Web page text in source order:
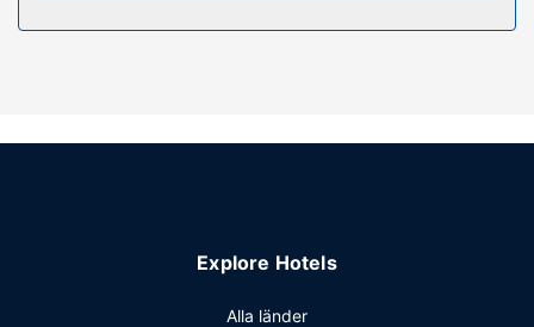
deras gratis wi-fi och ett picknickområde.
Explore Hotels
Alla länder